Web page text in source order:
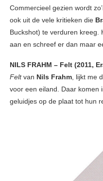
Commercieel gezien wordt
ook uit de vele kritieken die
Buckshot) te verduren kreeg.
aan en schreef er dan maar
NILS FRAHM – Felt (2011,
Feltvan Nils Frahm , lijkt me
voor een eiland. Daar komen
geluidjes op de plaat tot hun